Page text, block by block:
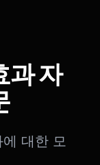
과 자
대한 모